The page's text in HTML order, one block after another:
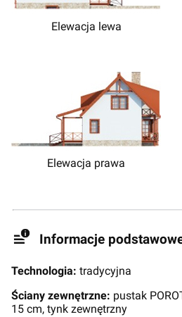
Elewacja lewa
Elewacja prawa
Informacje
Technologia: tradycyjna
Ściany zewnętrzne: pustak
15 cm, tynk zewnętrzny